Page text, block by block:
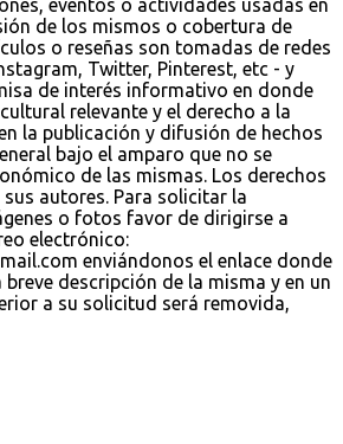
eventos o actividades usadas en
de los mismos o cobertura de
o reseñas son tomadas de redes
Twitter, Pinterest, etc - y
de interés informativo en donde
relevante y el derecho a la
la publicación y difusión de hechos
bajo el amparo que no se
de las mismas. Los derechos
autores. Para solicitar la
o fotos favor de dirigirse a
electrónico:
enviándonos el enlace donde
descripción de la misma y en un
a su solicitud será removida,